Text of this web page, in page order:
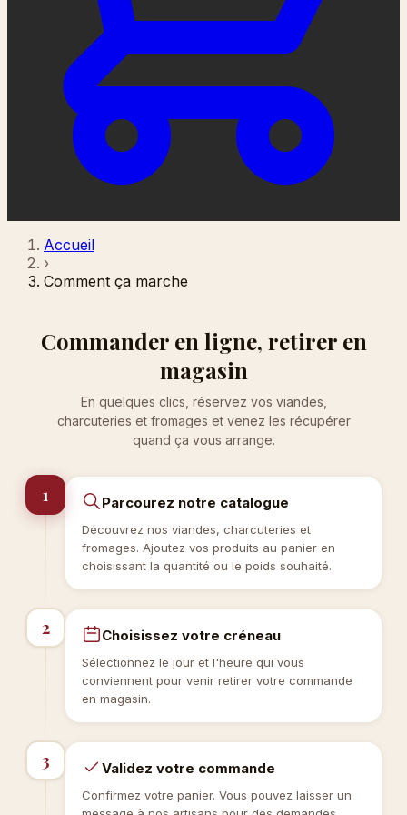
Accueil
›
Comment ça marche
Commander en ligne, retirer en
magasin
En quelques clics, réservez vos viandes,
charcuteries et fromages et venez les récupérer
quand ça vous arrange.
1 Parcourez notre catalogue
Découvrez nos viandes, charcuteries et
fromages. Ajoutez vos produits au panier en
choisissant la quantité ou le poids souhaité.
2 Choisissez votre créneau
Sélectionnez le jour et l'heure qui vous
conviennent pour venir retirer votre commande
en magasin.
3 Validez votre commande
Confirmez votre panier. Vous pouvez laisser un